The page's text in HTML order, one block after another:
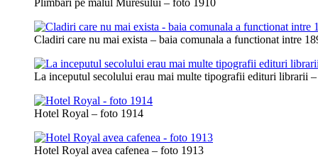
Cladiri care nu mai exista – baia comunala a functionat intre
La inceputul secolului erau mai multe tipografii edituri librarii
Hotel Royal – foto 1914
Hotel Royal avea cafenea – foto 1913